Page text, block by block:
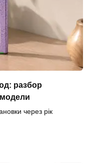
разбор
через рік